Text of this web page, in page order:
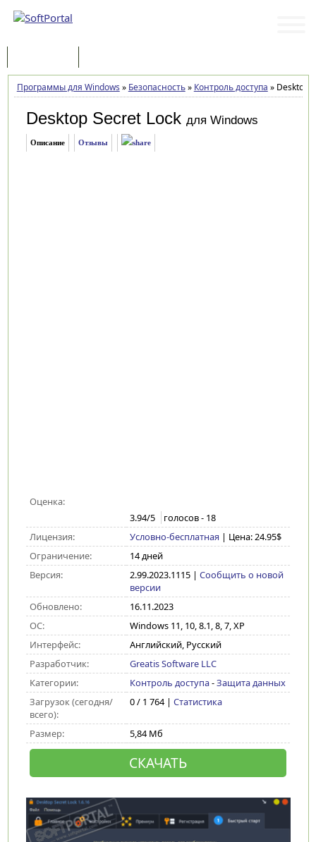
Программы для Windows » Безопасность» Контроль доступа »Desktop
Desktop Secret Lock для Windows
Описание Отзывы
Оценка:
3.94/5 голосов - 18
Лицензия:
Условно-бесплатная | Цена: 24.95$
Ограничение:
14 дней
Версия:
2.99.2023.1115| Сообщить о новой
версии
Обновлено:
16.11.2023
ОС:
Windows 11, 10, 8.1, 8, 7, XP
Интерфейс:
Английский, Русский
Разработчик:
Greatis Software LLC
Категории:
Контроль доступа-Защита данных
Загрузок (сегодня/
всего):
0 / 1 764 | Статистика
Размер: 5,84 Мб
СКАЧАТЬ